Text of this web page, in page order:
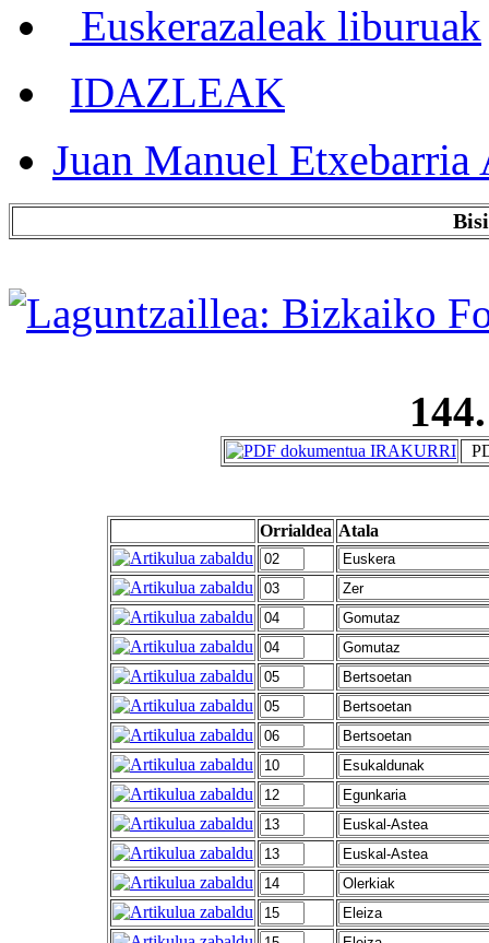
Euskerazaleak liburuak
IDAZLEAK
Juan Manuel Etxebarria
Orrialdea Atala